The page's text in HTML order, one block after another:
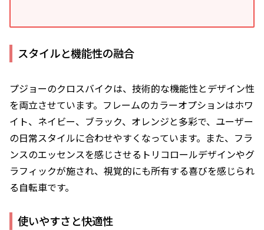
スタイルと機能性の融合
プジョーのクロスバイクは、技術的な機能性とデザイン性
を両立させています。フレームのカラーオプションはホワ
イト、ネイビー、ブラック、オレンジと多彩で、ユーザー
の日常スタイルに合わせやすくなっています。また、フラ
ンスのエッセンスを感じさせるトリコロールデザインやグ
ラフィックが施され、視覚的にも所有する喜びを感じられ
る自転車です。
使いやすさと快適性